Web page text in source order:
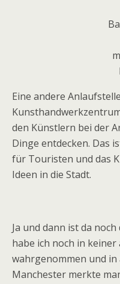
Eine andere
den Künstlern bei der
Dinge entdecken. Das
für Touristen und das
Ideen in die Stadt.
Ja und dann ist da
habe ich noch in keiner
wahrgenommen und
Manchester merkte